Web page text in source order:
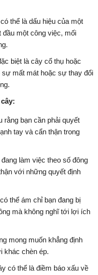
thể là dấu hiệu của một
một công việc, mối
biệt là cây cổ thụ hoặc
mất mát hoặc sự thay đổi
rằng bạn cần phải quyết
tay và cẩn thận trong
làm việc theo số đông
với những quyết định
thể ám chỉ bạn đang bị
mà không nghĩ tới lợi ích
mong muốn khẳng định
khác chèn ép.
có thể là điềm báo xấu về